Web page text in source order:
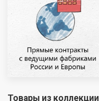
Товары из коллекции